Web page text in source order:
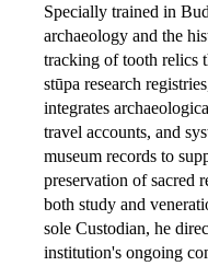
Specially trained in
archaeology and the
tracking of tooth relics
stūpa research
integrates
travel accounts, and
museum records to
preservation of sacred
both study and
sole Custodian, he
institution's ongoing